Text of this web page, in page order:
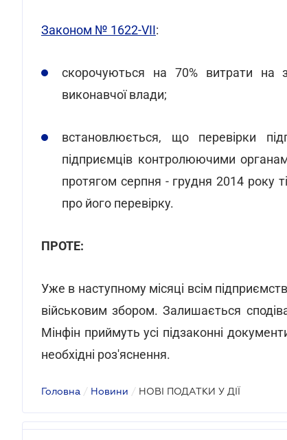
Законом № 1622-VII:
скорочуються на 70% витрати на
виконавчої влади;
встановлюється, що перевірки
підприємців контролюючими
протягом серпня - грудня 2014 року
про його перевірку.
ПРОТЕ:
Уже в наступному місяці всім
військовим збором. Залишається
Мінфін приймуть усі підзаконні
необхідні роз'яснення.
Головна / Новини / НОВІ ПОДАТКИ У ДІЇ